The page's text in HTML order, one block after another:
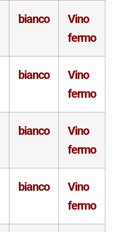
bianco
Vino
fermo
bianco
Vino
fermo
bianco
Vino
fermo
bianco
Vino
fermo